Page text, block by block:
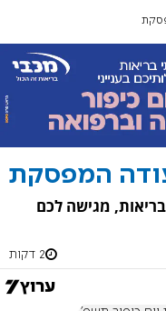
המפסקת
מגישה לכם
2 דקות